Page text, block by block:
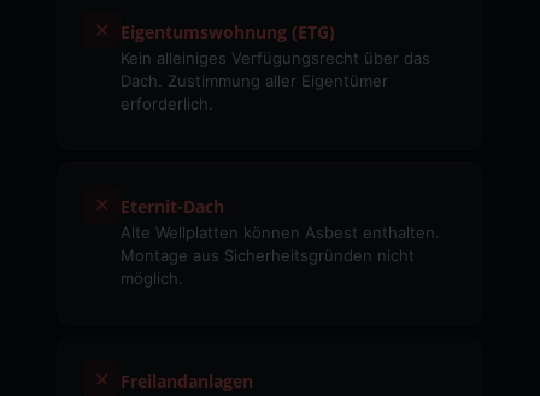
✕ Eigentumswohnung (ETG)
Kein alleiniges Verfügungsrecht über das
Dach. Zustimmung aller Eigentümer
erforderlich.
✕ Eternit-Dach
Alte Wellplatten können Asbest enthalten.
Montage aus Sicherheitsgründen nicht
möglich.
✕ Freilandanlagen